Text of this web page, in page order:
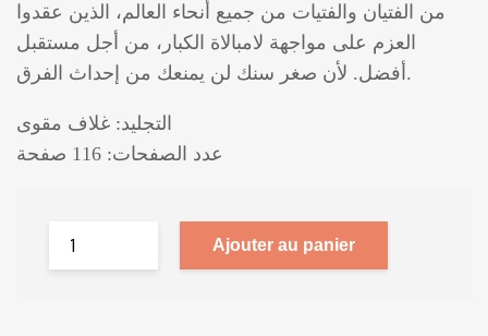
من الفتيان والفتيات من جميع أنحاء العالم، الذين عقدوا
العزم على مواجهة لامبالاة الكبار، من أجل مستقبل
أفضل. لأن صغر سنك لن يمنعك من إحداث الفرق.
التجليد: غلاف مقوى
عدد الصفحات: 116 صفحة
Ajouter au panier